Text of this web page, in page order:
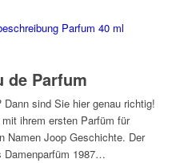
de Parfum
sind Sie hier genau richtig!
ihrem ersten Parfüm für
Namen Joop Geschichte. Der
Damenparfüm 1987…